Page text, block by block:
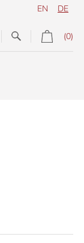
DE
EN
(0)